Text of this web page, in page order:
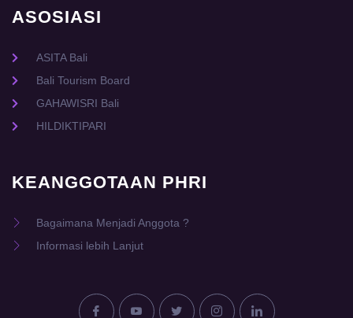
ASOSIASI
ASITA Bali
Bali Tourism Board
GAHAWISRI Bali
HILDIKTIPARI
KEANGGOTAAN PHRI
Bagaimana Menjadi Anggota ?
Informasi lebih Lanjut